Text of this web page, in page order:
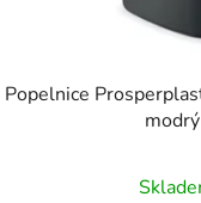
Popelnice